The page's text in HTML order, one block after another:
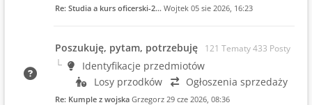
Re: Studia a kurs oficerski-2… Wojtek 05 sie 2026, 16:23
Poszukuję, pytam, potrzebuję 121 Tematy 433 Posty
Identyfikacje przedmiotów
Losy przodków
Ogłoszenia sprzedaży
Re: Kumple z wojska Grzegorz 29 cze 2026, 08:36